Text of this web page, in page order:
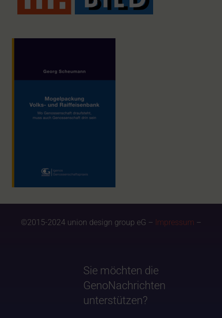
©2015-2024 union design group eG – Impressum –
Sie möchten die
GenoNachrichten
unterstützen?